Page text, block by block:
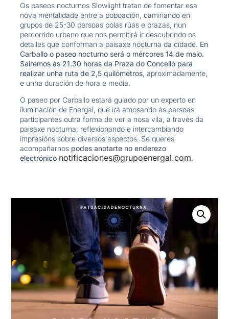
Os paseos nocturnos Slowlight tratan de fomentar esa
nova mentalidade entre a poboación, camiñando en
grupos de 25-30 persoas polas rúas e prazas, nun
percorrido urbano que nos permitirá ir descubrindo os
detalles que conforman a paisaxe nocturna da cidade. En
Carballo o paseo nocturno será o mércores 14 de maio.
Sairemos ás 21.30 horas da Praza do Concello para
realizar unha ruta de 2,5 quilómetros, aproximadamente,
e unha duración de hora e media.
O paseo por Carballo estará guiado por un experto en
iluminación de Energal, que irá amosando ás persoas
participantes outra forma de ver a nosa vila, a través da
paisaxe nocturna, reflexionando e intercambiando
impresións sobre diversos aspectos. Se queres
acompañarnos podes anotarte no enderezo
electrónico notificaciones@grupoenergal.com.